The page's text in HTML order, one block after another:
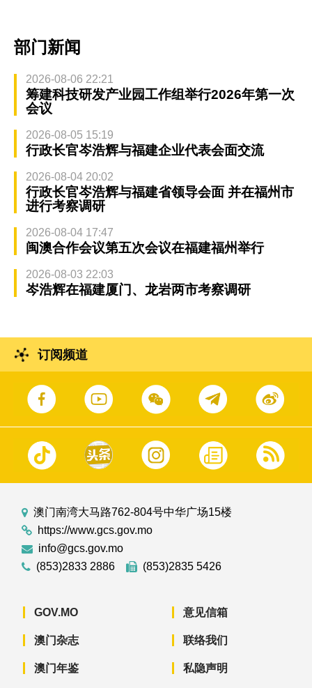
部门新闻
2026-08-06 22:21
筹建科技研发产业园工作组举行2026年第一次
会议
2026-08-05 15:19
行政长官岑浩辉与福建企业代表会面交流
2026-08-04 20:02
行政长官岑浩辉与福建省领导会面 并在福州市
进行考察调研
2026-08-04 17:47
闽澳合作会议第五次会议在福建福州举行
2026-08-03 22:03
岑浩辉在福建厦门、龙岩两市考察调研
订阅频道
澳门南湾大马路762-804号中华广场15楼
https://www.gcs.gov.mo
info@gcs.gov.mo
(853)2833 2886
(853)2835 5426
GOV.MO
澳门杂志
澳门年鉴
意见信箱
联络我们
私隐声明